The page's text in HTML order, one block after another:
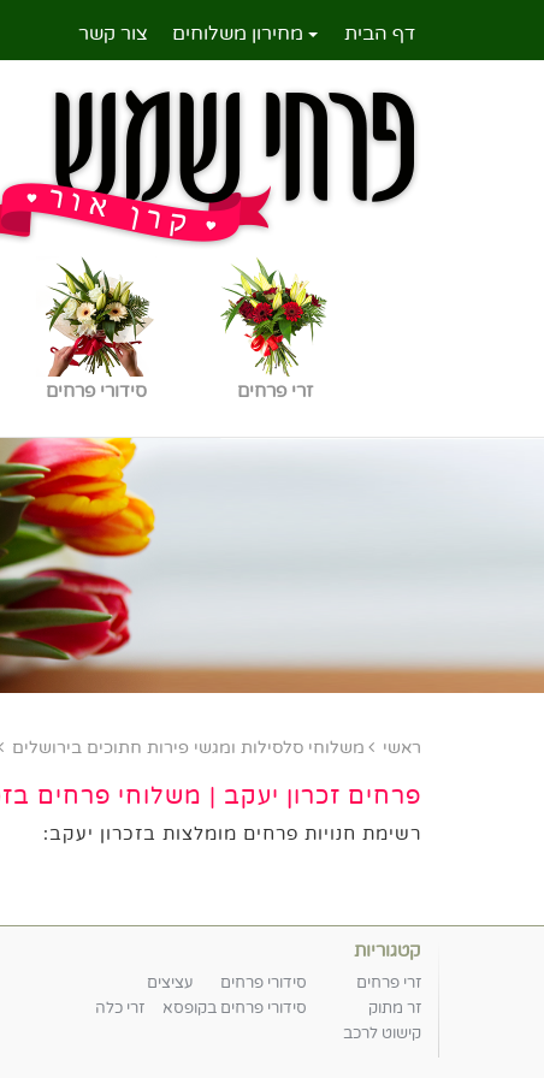
דף הבית מחירון משלוחים צור קשר
זרי פרחים סידורי פרחים
ראשי משלוחי סלסילות ומגשי פירות חתוכים בירושלים
פרחים זכרון יעקב | משלוחי פרחים
רשימת חנויות פרחים מומלצות בזכרון יעקב:
קטגוריות
זרי פרחים סידורי פרחים
עציצים
זר מתוק
סידורי פרחים בקופסא
זרי כלה
קישוט לרכב